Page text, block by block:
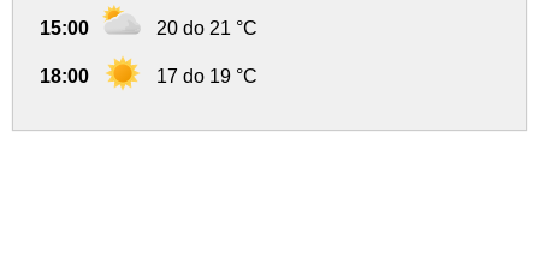
15:00 20 do 21 °C
18:00 17 do 19 °C